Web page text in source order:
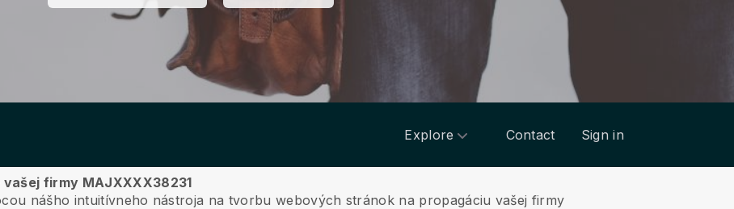
Explore Contact Sign in
firmy MAJXXXX38231
nášho intuitívneho nástroja na tvorbu webových stránok na propagáciu vašej firmy